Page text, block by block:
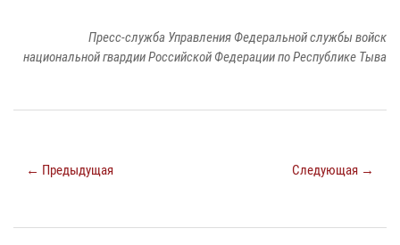
Пресс-служба Управления Федеральной службы войск
национальной гвардии Российской Федерации по Республике Тыва
← Предыдущая Следующая →